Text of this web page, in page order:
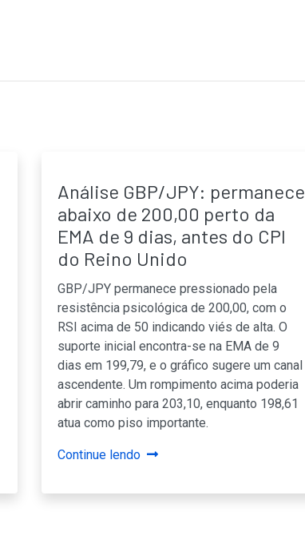
Análise GBP/JPY: permanece
abaixo de 200,00 perto da
EMA de 9 dias, antes do CPI
do Reino Unido
GBP/JPY permanece pressionado pela
resistência psicológica de 200,00, com o
RSI acima de 50 indicando viés de alta. O
suporte inicial encontra-se na EMA de 9
dias em 199,79, e o gráfico sugere um canal
ascendente. Um rompimento acima poderia
abrir caminho para 203,10, enquanto 198,61
atua como piso importante.
Continue lendo